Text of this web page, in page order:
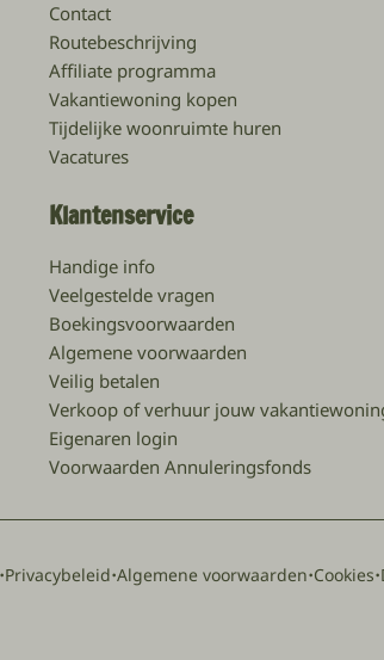
Contact
Routebeschrijving
Affiliate programma
Vakantiewoning kopen
Tijdelijke woonruimte huren
Vacatures
Klantenservice
Handige info
Veelgestelde vragen
Boekingsvoorwaarden
Algemene voorwaarden
Veilig betalen
Verkoop of verhuur jouw
Eigenaren login
Voorwaarden Annuleringsfonds
·Privacybeleid·Algemene voorwaarden·Cookies·